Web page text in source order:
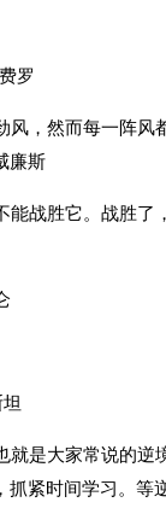
罗
，然而每一阵风
廉斯
战胜它。战胜了
是大家常说的逆
紧时间学习。等